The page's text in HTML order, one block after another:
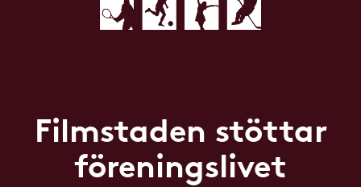
Filmstaden stöttar
föreningslivet